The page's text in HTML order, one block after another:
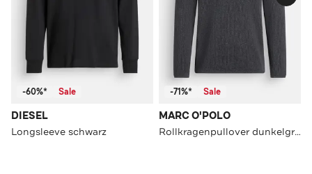
-60%* Sale
DIESEL
Longsleeve schwarz
-71%* Sale
MARC O'POLO
Rollkragenpullover dunkelgrau